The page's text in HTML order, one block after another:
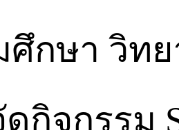
ศึกษา วิท
จกรรม